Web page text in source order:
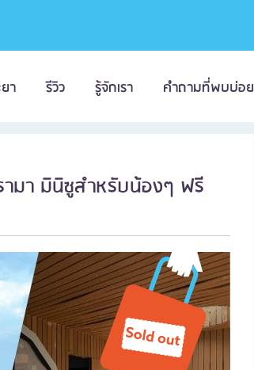
า รีวิว รู้จักเรา คำถามที่พบบ่อย
ามา มินิซูสำหรับน้องๆ ฟรี